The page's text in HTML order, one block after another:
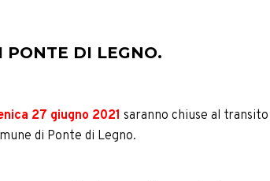
PONTE DI LEGNO.
27 giugno 2021 saranno chiuse al
di Ponte di Legno.